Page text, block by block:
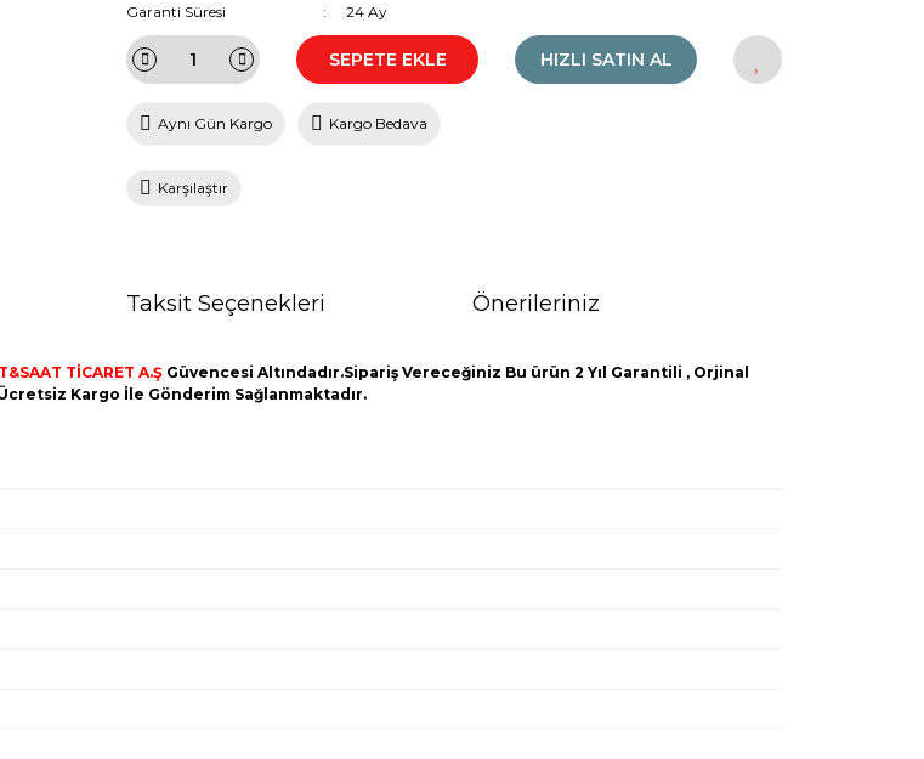
Garanti Süresi
24 Ay
SEPETE EKLE HIZLI SATIN AL
Aynı Gün Kargo Kargo Bedava
Karşılaştır
Taksit Seçenekleri Önerileriniz
TİCARET A.Ş Güvencesi Altındadır.Sipariş Vereceğiniz Bu ürün 2 Yıl Garantili , Orjinal
Kargo İle Gönderim Sağlanmaktadır.